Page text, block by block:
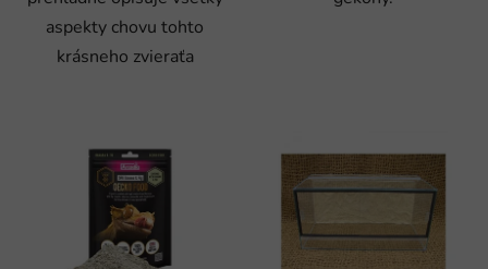
aspekty chovu tohto
krásneho zvieraťa